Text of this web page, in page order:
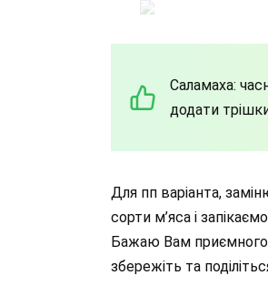
Саламаха:
додати
Для пп варіанта,
сорти м’яса і
Бажаю Вам приємного
збережіть та